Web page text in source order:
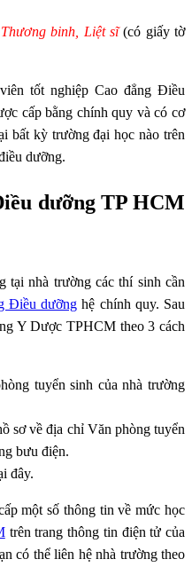
binh, Liệt sĩ(có giấy tờ
tốt nghiệp Cao đẳng Điều
cấp bằng chính quy và có cơ
bất kỳ trường đại học nào trên
dưỡng.
dưỡng TP HCM
tại nhà trường các thí sinh cần
Điều dưỡng hệ chính quy. Sau
Y Dược TPHCM theo 3 cách
tuyển sinh của nhà trường
sơ về địa chỉ Văn phòng tuyển
bưu điện.
đây.
một số thông tin về mức học
trên trang thông tin điện tử của
có thể liên hệ nhà trường theo